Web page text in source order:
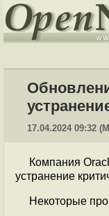
17.04.2024 09:32
Компания
устранение
Некоторые